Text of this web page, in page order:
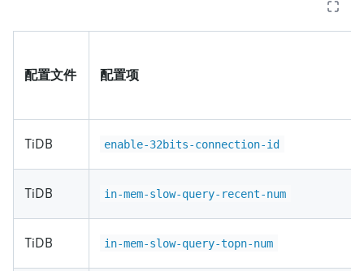
配置文件 配置项
TiDB enable-32bits-connection-id
TiDB in-mem-slow-query-recent-num
TiDB in-mem-slow-query-topn-num